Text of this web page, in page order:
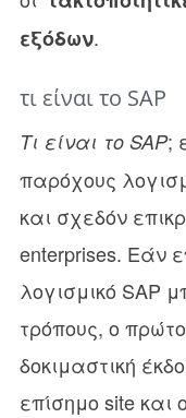
εξόδων.
τι είναι το SAP
Τι είναι το SAP;
παρόχους
και σχεδόν
enterprises. Eάν
λογισμικό SAP
τρόπους, ο
δοκιμαστική
επίσημο site και